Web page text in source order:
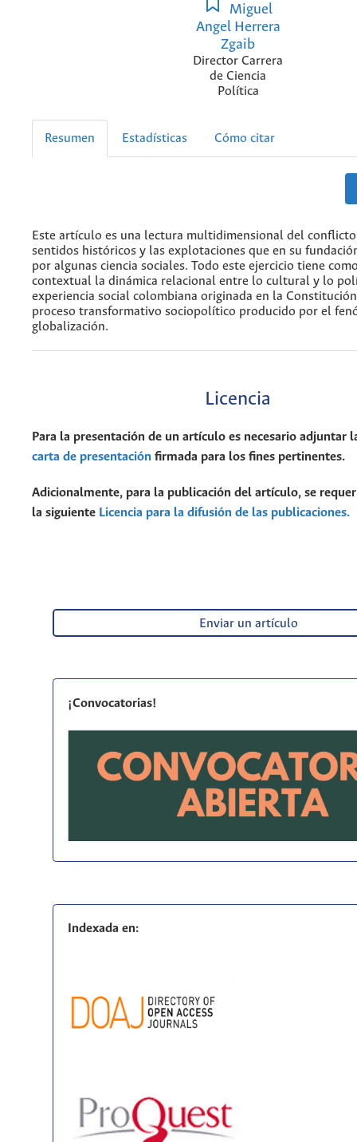
Miguel
Angel Herrera
Zgaib
Director Carrera
de Ciencia
Política
Resumen Estadísticas Cómo citar
Este artículo es una lectura multidimensional del
sentidos históricos y las explotaciones que en su
por algunas ciencia sociales. Todo este ejercicio tiene
contextual la dinámica relacional entre lo cultural y lo
experiencia social colombiana originada en la
proceso transformativo sociopolítico producido por el
globalización.
Licencia
Para la presentación de un artículo es necesario adjuntar
carta de presentación firmada para los fines pertinentes.
Adicionalmente, para la publicación del artículo, se
la siguiente Licencia para la difusión de las publicaciones.
Enviar un artículo
¡Convocatorias!
Indexada en: